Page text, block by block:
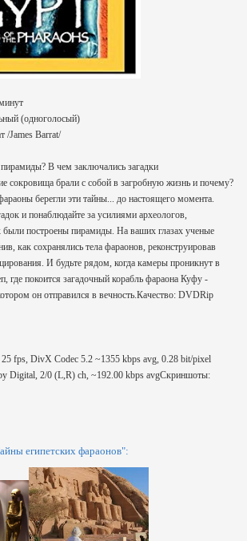
(одноголосый)
/James Barrat/
В чем заключались загадки
сокровища брали с собой в загробную жизнь и почему?
берегли эти тайны... до настоящего момента.
и понаблюдайте за усилиями археологов,
построены пирамиды. На ваших глазах ученые
как сохранялись тела фараонов, реконструировав
И будьте рядом, когда камеры проникнут в
где покоится загадочный корабль фараона Куфу -
он отправился в вечность.Качество: DVDRip
fps, DivX Codec 5.2 ~1355 kbps avg, 0.28 bit/pixel
Digital, 2/0 (L,R) ch, ~192.00 kbps avgСкриншоты:
египетских фараонов":